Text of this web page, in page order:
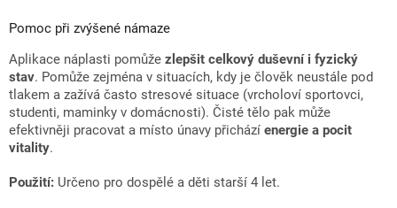
Pomoc při zvýšené námaze
Aplikace náplasti pomůže zlepšit celkový duševní i fyzický
stav. Pomůže zejména v situacích, kdy je člověk neustále pod
tlakem a zažívá často stresové situace (vrcholoví sportovci,
studenti, maminky v domácnosti). Čisté tělo pak může
efektivněji pracovat a místo únavy přichází energie a pocit
vitality.
Použití: Určeno pro dospělé a děti starší 4 let.